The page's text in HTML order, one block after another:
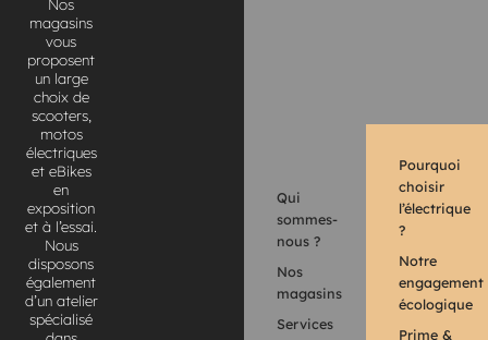
Nos
magasins
vous
proposent
un large
choix de
scooters,
motos
électriques
et eBikes
en
exposition
et à l’essai.
Nous
disposons
également
d’un atelier
spécialisé
Qui
sommes-
nous ?
Nos
magasins
Services
Pourquoi
choisir
l’électrique
?
Notre
engagement
écologique
Prime &